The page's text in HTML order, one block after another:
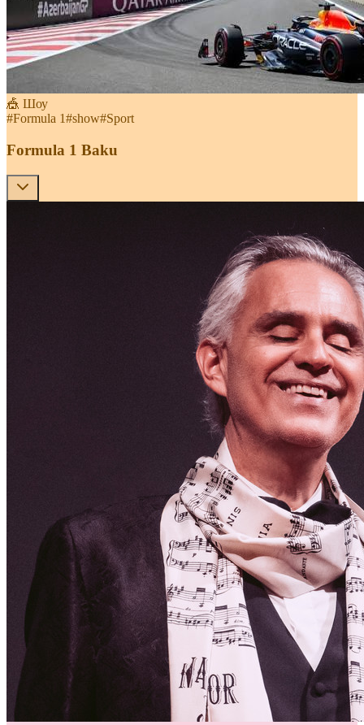
🎪 Шоу
#Formula 1#show#Sport
Formula 1 Baku